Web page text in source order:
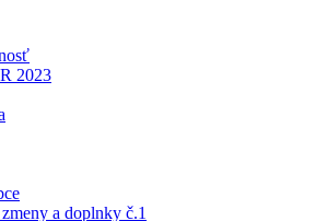
2023
a doplnky č.1